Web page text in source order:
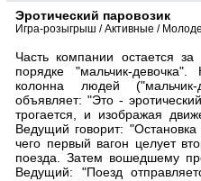
Эротический паровозик
Игра-розыгрыш / Активные /
Часть компании остается
порядке "мальчик-
колонна людей
объявляет: "Это -
трогается, и изображая
Ведущий говорит:
чего первый вагон целует
поезда. Затем вошедшему
Ведущий: "Поезд